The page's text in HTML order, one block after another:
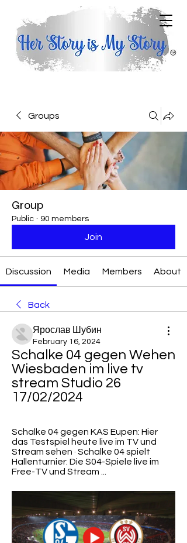
Groups
Group
Public · 90 members
Join
Discussion Media Members About
Back
Ярослав Шубин
February 16, 2024
Schalke 04 gegen Wehen
Wiesbaden im live tv
stream Studio 26
17/02/2024
Schalke 04 gegen KAS Eupen: Hier
das Testspiel heute live im TV und
Stream sehen · Schalke 04 spielt
Hallenturnier: Die S04-Spiele live im
Free-TV und Stream ...